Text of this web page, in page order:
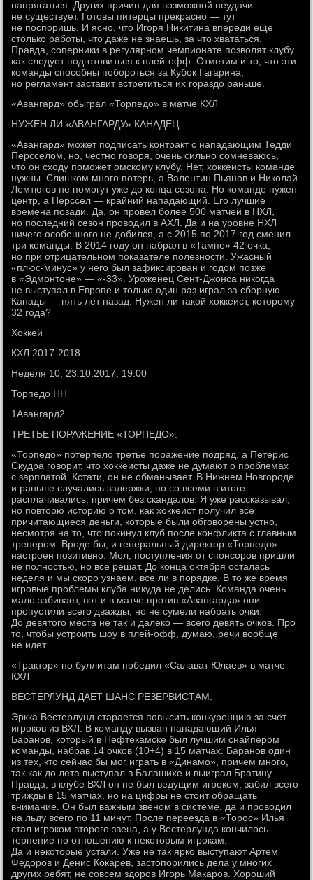
напрягаться. Других причин для возможной неудачи
не существует. Готовы питерцы прекрасно — тут
не поспоришь. И ясно, что Игоря Никитина впереди еще
столько работы, что даже не знаешь, за что хвататься.
Правда, соперники в регулярном чемпионате позволят клубу
как следует подготовиться к плей-офф. Отметим и то, что эти
команды способны побороться за Кубок Гагарина,
но регламент заставит встретиться их гораздо раньше.
«Авангард» обыграл «Торпедо» в матче КХЛ
НУЖЕН ЛИ «АВАНГАРДУ» КАНАДЕЦ.
«Авангард» может подписать контракт с нападающим Тедди
Персселом, но, честно говоря, очень сильно сомневаюсь,
что он сходу поможет омскому клубу. Нет, хоккеисты команде
нужны. Слишком много потерь, а Валентин Пьянов и Николай
Лемтюгов не помогут уже до конца сезона. Но команде нужен
центр, а Перссел — крайний нападающий. Его лучшие
времена позади. Да, он провел более 500 матчей в НХЛ,
но последний сезон проводил в АХЛ. Да и на уровне НХЛ
ничего особенного не добился, а с 2015 по 2017 год сменил
три команды. В 2014 году он набрал в «Тампе» 42 очка,
но при отрицательном показателе полезности. Ужасный
«плюс-минус» у него был зафиксирован и годом позже
в «Эдмонтоне» — «-33». Уроженец Сент-Джонса никогда
не выступал в Европе и только один раз играл за сборную
Канады — пять лет назад. Нужен ли такой хоккеист, которому
32 года?
Хоккей
КХЛ 2017-2018
Неделя 10, 23.10.2017, 19:00
Торпедо НН
1Авангард2
ТРЕТЬЕ ПОРАЖЕНИЕ «ТОРПЕДО».
«Торпедо» потерпело третье поражение подряд, а Петерис
Скудра говорит, что хоккеисты даже не думают о проблемах
с зарплатой. Кстати, он не обманывает. В Нижнем Новгороде
и раньше случались задержки, но со всеми в итоге
расплачивались, причем без скандалов. Я уже рассказывал,
но повторю историю о том, как хоккеист получил все
причитающиеся деньги, которые были обговорены устно,
несмотря на то, что покинул клуб после конфликта с главным
тренером. Вроде бы, и генеральный директор «Торпедо»
настроен позитивно. Мол, поступления от спонсоров пришли
не полностью, но все решат. До конца октября осталась
неделя и мы скоро узнаем, все ли в порядке. В то же время
игровые проблемы клуба никуда не делись. Команда очень
мало забивает, вот и в матче против «Авангарда» они
пропустили всего дважды, но не сумели набрать очки.
До девятого места не так и далеко — всего девять очков. Про
то, чтобы устроить шоу в плей-офф, думаю, речи вообще
не идет.
«Трактор» по буллитам победил «Салават Юлаев» в матче
КХЛ
ВЕСТЕРЛУНД ДАЕТ ШАНС РЕЗЕРВИСТАМ.
Эркка Вестерлунд старается повысить конкуренцию за счет
игроков из ВХЛ. В команду вызван нападающий Илья
Баранов, который в Нефтекамске был лучшим снайпером
команды, набрав 14 очков (10+4) в 15 матчах. Баранов один
из тех, кто сейчас бы мог играть в «Динамо», причем много,
так как до лета выступал в Балашихе и выиграл Братину.
Правда, в клубе ВХЛ он не был ведущим игроком, забил всего
трижды в 15 матчах, но на цифры не стоит обращать
внимание. Он был важным звеном в системе, да и проводил
на льду всего по 11 минут. После переезда в «Торос» Илья
стал игроком второго звена, а у Вестерлунда кончилось
терпение по отношению к некоторым игрокам.
Да и некоторые устали. Уже не так ярко выступают Артем
Федоров и Денис Кокарев, застопорились дела у многих
других ребят, не совсем здоров Игорь Макаров. Хороший